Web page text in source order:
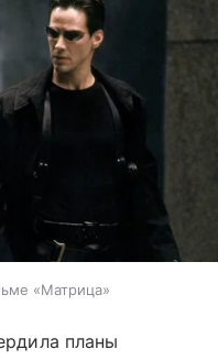
«Матрица»
планы